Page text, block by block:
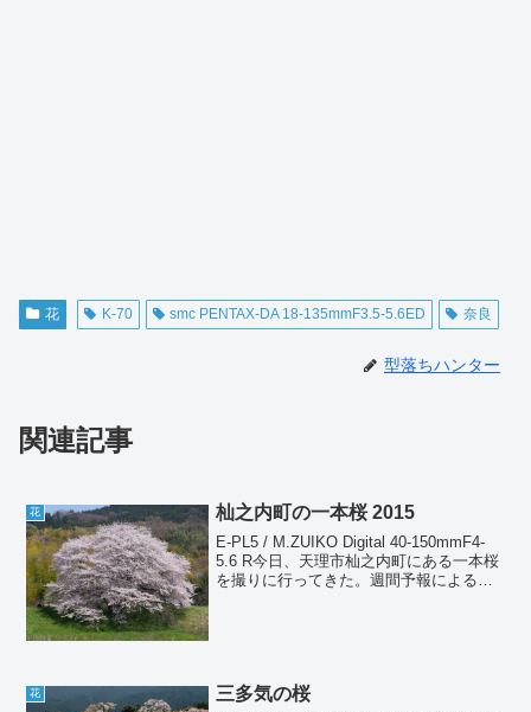
花 K-70 smc PENTAX-DA 18-135mmF3.5-5.6ED 奈良
型落ちハンター
関連記事
花 杣之内町の一本桜 2015
E-PL5 / M.ZUIKO Digital 40-150mmF4-
5.6 R今日、天理市杣之内町にある一本桜
を撮りに行ってきた。週間予報による
花 三多気の桜